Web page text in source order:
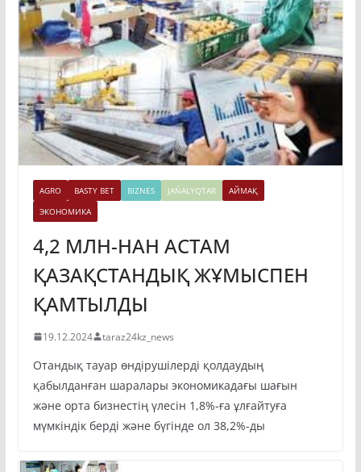
AGRO BASTY BET BIZNES JAŃALYQTAR
АЙМАҚ
ЭКОНОМИКА
4,2 МЛН-НАН АСТАМ
ҚАЗАҚСТАНДЫҚ ЖҰМЫСПЕН
ҚАМТЫЛДЫ
19.12.2024 taraz24kz_news
Отандық тауар өндірушілерді қолдаудың
қабылданған шаралары экономикадағы шағын
және орта бизнестің үлесін 1,8%-ға ұлғайтуға
мүмкіндік берді және бүгінде ол 38,2%-ды